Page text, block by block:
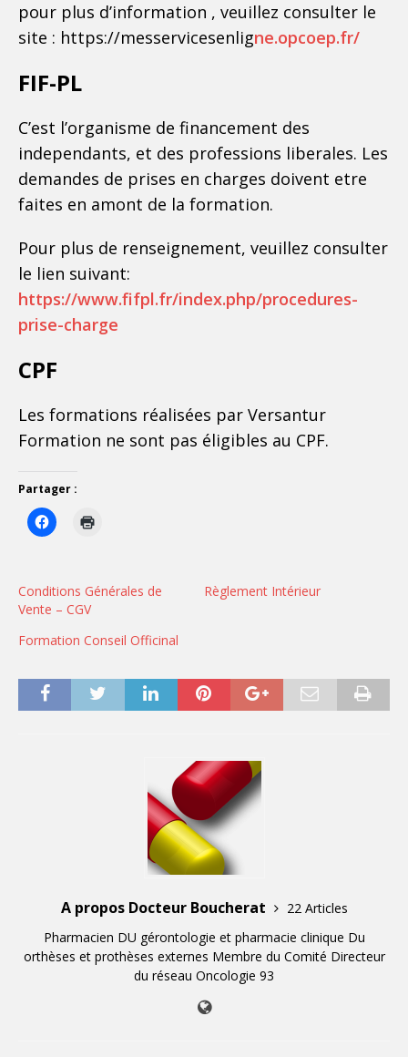
pour plus d’information , veuillez consulter le
site : https://messervicesenligne.opcoep.fr/
FIF-PL
C’est l’organisme de financement des
independants, et des professions liberales. Les
demandes de prises en charges doivent etre
faites en amont de la formation.
Pour plus de renseignement, veuillez consulter
le lien suivant:
https://www.fifpl.fr/index.php/procedures-
prise-charge
CPF
Les formations réalisées par Versantur
Formation ne sont pas éligibles au CPF.
Partager :
Conditions Générales de
Vente – CGV
Règlement Intérieur
Formation Conseil Officinal
A propos Docteur Boucherat
22 Articles
Pharmacien DU gérontologie et pharmacie clinique Du
orthèses et prothèses externes Membre du Comité Directeur
du réseau Oncologie 93